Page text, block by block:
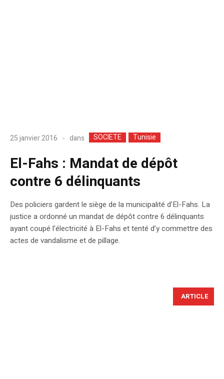
25 janvier 2016 dans SOCIETE Tunisie
El-Fahs : Mandat de dépôt
contre 6 délinquants
Des policiers gardent le siège de la municipalité d’El-Fahs. La
justice a ordonné un mandat de dépôt contre 6 délinquants
ayant coupé l’électricité à El-Fahs et tenté d’y commettre des
actes de vandalisme et de pillage.
ARTICLE